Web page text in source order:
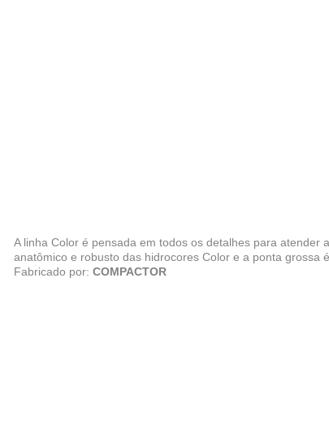
A linha Color é pensada em todos os detalhes para
anatômico e robusto das hidrocores Color e a ponta grossa
Fabricado por: COMPACTOR